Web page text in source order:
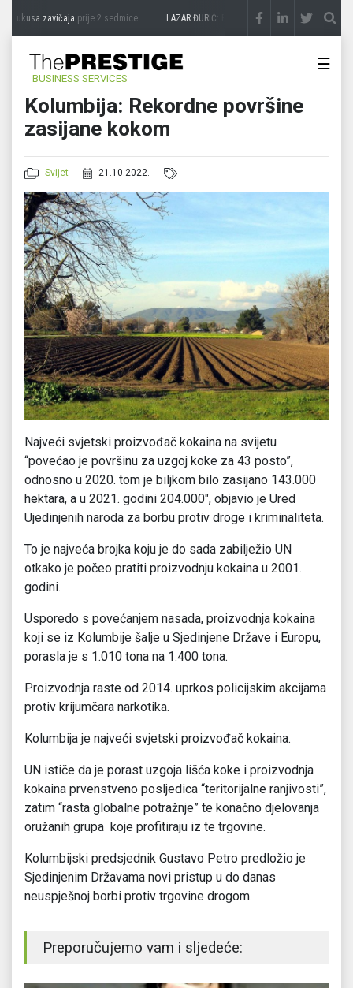
ukusa zavičajaprije 2 sedmice LAZAR ĐURIĆ: Promocija potencijal pretvara u
BUSINESS SERVICES
☰
Kolumbija: Rekordne površine
zasijane kokom
Svijet 21.10.2022.
Najveći svjetski proizvođač kokaina na svijetu
“povećao je površinu za uzgoj koke za 43 posto”,
odnosno u 2020. tom je biljkom bilo zasijano 143.000
hektara, a u 2021. godini 204.000″, objavio je Ured
Ujedinjenih naroda za borbu protiv droge i kriminaliteta.
To je najveća brojka koju je do sada zabilježio UN
otkako je počeo pratiti proizvodnju kokaina u 2001.
godini.
Usporedo s povećanjem nasada, proizvodnja kokaina
koji se iz Kolumbije šalje u Sjedinjene Države i Europu,
porasla je s 1.010 tona na 1.400 tona.
Proizvodnja raste od 2014. uprkos policijskim akcijama
protiv krijumčara narkotika.
Kolumbija je najveći svjetski proizvođač kokaina.
UN ističe da je porast uzgoja lišća koke i proizvodnja
kokaina prvenstveno posljedica “teritorijalne ranjivosti”,
zatim “rasta globalne potražnje” te konačno djelovanja
oružanih grupa koje profitiraju iz te trgovine.
Kolumbijski predsjednik Gustavo Petro predložio je
Sjedinjenim Državama novi pristup u do danas
neuspješnoj borbi protiv trgovine drogom.
Preporučujemo vam i sljedeće: